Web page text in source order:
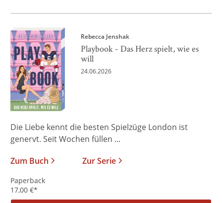
Rebecca Jenshak
Playbook - Das Herz spielt, wie es
will
24.06.2026
Die Liebe kennt die besten Spielzüge London ist
genervt. Seit Wochen füllen ...
Zum Buch
Zur Serie
Paperback
17,00 €*